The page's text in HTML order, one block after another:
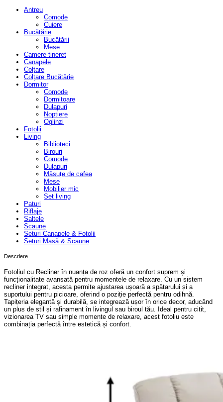
Antreu
Comode
Cuiere
Bucătărie
Bucătării
Mese
Camere tineret
Canapele
Colțare
Colțare Bucătărie
Dormitor
Comode
Dormitoare
Dulapuri
Noptiere
Oglinzi
Fotolii
Living
Biblioteci
Birouri
Comode
Dulapuri
Măsuțe de cafea
Mese
Mobilier mic
Set living
Paturi
Riflaje
Saltele
Scaune
Seturi Canapele & Fotolii
Seturi Masă & Scaune
Descriere
Fotoliul cu Recliner în nuanța de roz oferă un confort suprem și
funcționalitate avansată pentru momentele de relaxare. Cu un sistem
recliner integrat, acesta permite ajustarea ușoară a spătarului și a
suportului pentru picioare, oferind o poziție perfectă pentru odihnă.
Tapițeria elegantă și durabilă, se integrează ușor în orice decor, aducând
un plus de stil și rafinament în livingul sau biroul tău. Ideal pentru citit,
vizionarea TV sau simple momente de relaxare, acest fotoliu este
combinația perfectă între estetică și confort.